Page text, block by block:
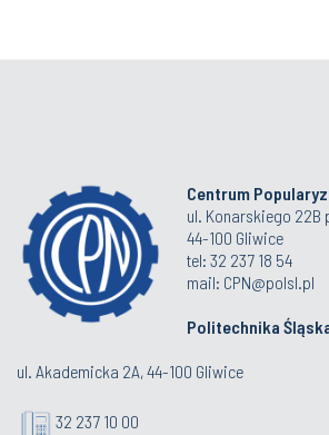
Centrum
ul. Konarskiego 22B
44-100 Gliwice
tel: 32 237 18 54
mail: CPN@polsl.pl
Politechnika
ul. Akademicka 2A, 44-100 Gliwice
32 237 10 00